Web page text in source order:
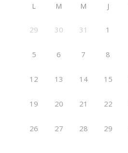
L M M J
29 30 31 1
5 6 7 8
12 13 14 15
19 20 21 22
26 27 28 29